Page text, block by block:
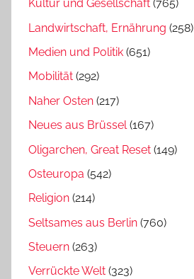
Kultur und Gesellschaft (765)
Landwirtschaft, Ernährung (258)
Medien und Politik (651)
Mobilität (292)
Naher Osten (217)
Neues aus Brüssel(167)
Oligarchen, Great Reset (149)
Osteuropa (542)
Religion (214)
Seltsames aus Berlin (760)
Steuern (263)
Verrückte Welt (323)